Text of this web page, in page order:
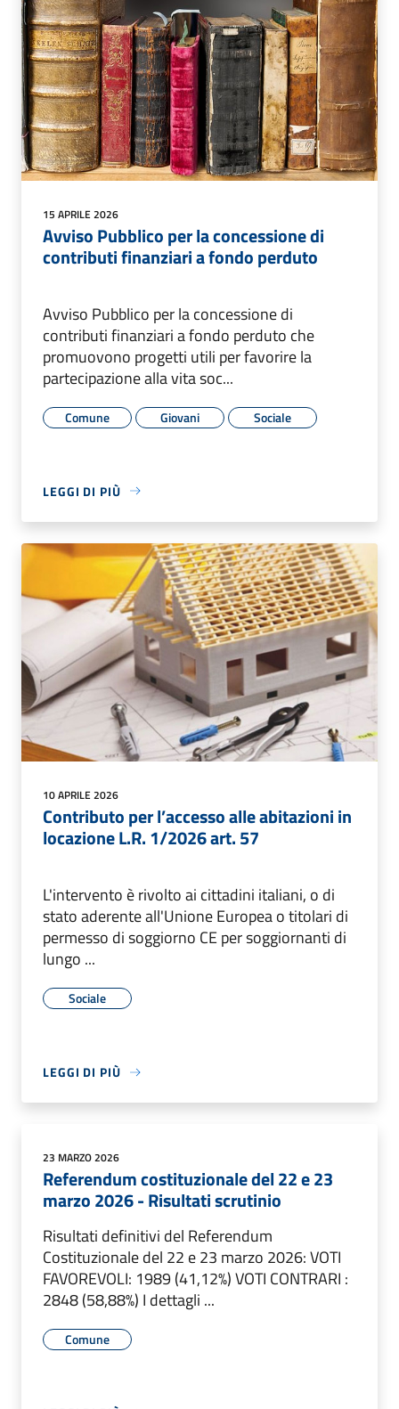
15 APRILE 2026
Avviso Pubblico per la concessione di
contributi finanziari a fondo perduto
Avviso Pubblico per la concessione di
contributi finanziari a fondo perduto che
promuovono progetti utili per favorire la
partecipazione alla vita soc...
Comune Giovani Sociale
LEGGI DI PIÙ
10 APRILE 2026
Contributo per l’accesso alle abitazioni in
locazione L.R. 1/2026 art. 57
L'intervento è rivolto ai cittadini italiani, o di
stato aderente all'Unione Europea o titolari di
permesso di soggiorno CE per soggiornanti di
lungo ...
Sociale
LEGGI DI PIÙ
23 MARZO 2026
Referendum costituzionale del 22 e 23
marzo 2026 - Risultati scrutinio
Risultati definitivi del Referendum
Costituzionale del 22 e 23 marzo 2026: VOTI
FAVOREVOLI: 1989 (41,12%) VOTI CONTRARI :
2848 (58,88%) I dettagli ...
Comune